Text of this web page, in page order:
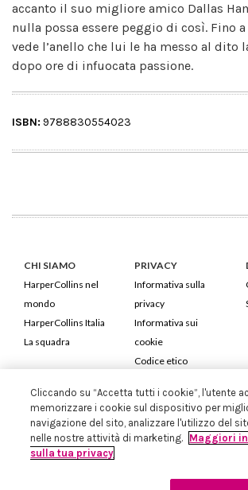
accanto il suo migliore amico Dallas
nulla possa essere peggio di così. Fino
vede l’anello che lui le ha messo al dito
dopo ore di infuocata passione.
ISBN: 9788830554023
CHI SIAMO
HarperCollins nel
mondo
HarperCollins Italia
La squadra
PRIVACY
Informativa sulla
privacy
Informativa sui
cookie
Codice etico
HarperCollins Italia S.p.A. Viale Monte
Cod. Fiscale e P.IVA 05946780151 -
Iscritta in Milano al Registro delle imprese
Cliccando su “Accetta tutti i cookie”, l'utente
memorizzare i cookie sul dispositivo per
navigazione del sito, analizzare l'utilizzo del
nelle nostre attività di marketing. Maggiori
sulla tua privacy